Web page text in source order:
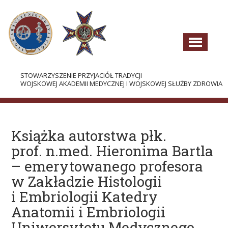
STOWARZYSZENIE PRZYJACIÓŁ TRADYCJI
WOJSKOWEJ AKADEMII MEDYCZNEJ I WOJSKOWEJ SŁUŻBY ZDROWIA
O STOWARZYSZENIU
WŁADZE
DOKUMENTY
HISTORIA I TRADYCJE
PROJEKTY
Książka autorstwa płk.
prof. n.med. Hieronima Bartla
– emerytowanego profesora
w Zakładzie Histologii
i Embriologii Katedry
Anatomii i Embriologii